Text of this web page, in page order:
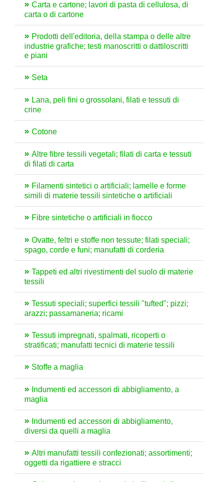
Carta e cartone; lavori di pasta di cellulosa, di
carta o di cartone
Prodotti dell'editoria, della stampa o delle altre
industrie grafiche; testi manoscritti o dattiloscritti
e piani
Seta
Lana, peli fini o grossolani, filati e tessuti di
crine
Cotone
Altre fibre tessili vegetali; filati di carta e tessuti
di filati di carta
Filamenti sintetici o artificiali; lamelle e forme
simili di materie tessili sintetiche o artificiali
Fibre sintetiche o artificiali in fiocco
Ovatte, feltri e stoffe non tessute; filati speciali;
spago, corde e funi; manufatti di corderia
Tappeti ed altri rivestimenti del suolo di materie
tessili
Tessuti speciali; superfici tessili "tufted"; pizzi;
arazzi; passamaneria; ricami
Tessuti impregnati, spalmati, ricoperti o
stratificati; manufatti tecnici di materie tessili
Stoffe a maglia
Indumenti ed accessori di abbigliamento, a
maglia
Indumenti ed accessori di abbigliamento,
diversi da quelli a maglia
Altri manufatti tessili confezionati; assortimenti;
oggetti da rigattiere e stracci